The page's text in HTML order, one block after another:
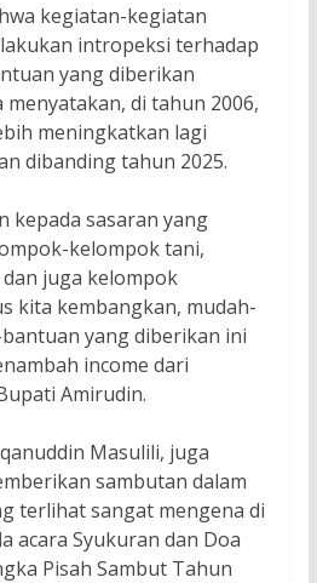
kegiatan-kegiatan
intropeksi terhadap
yang diberikan
di tahun 2006,
meningkatkan lagi
dibanding tahun 2025.
kepada sasaran yang
kelompok tani,
juga kelompok
kita kembangkan, mudah-
yang diberikan ini
income dari
Amirudin.
Masulili, juga
sambutan dalam
terlihat sangat mengena di
acara Syukuran dan Doa
Pisah Sambut Tahun